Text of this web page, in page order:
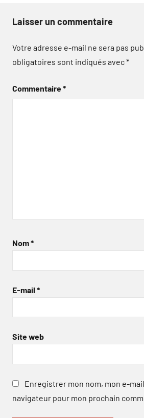
Laisser un commentaire
Votre adresse e-mail ne sera pas
obligatoires sont indiqués avec*
Commentaire*
Nom*
E-mail *
Site web
Enregistrer mon nom, mon e-
navigateur pour mon prochain